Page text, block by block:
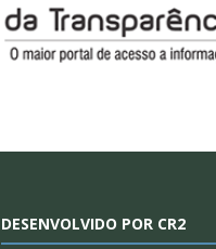
DESENVOLVIDO POR CR2